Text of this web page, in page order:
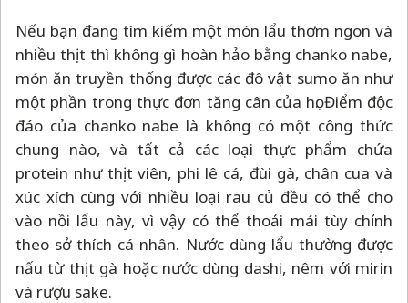
Nếu bạn đang tìm kiếm một món lẩu thơm ngon và
nhiều thịt thì không gì hoàn hảo bằng chanko nabe,
món ăn truyền thống được các đô vật sumo ăn như
một phần trong thực đơn tăng cân của họ. Điểm độc
đáo của chanko nabe là không có một công thức
chung nào, và tất cả các loại thực phẩm chứa
protein như thịt viên, phi lê cá, đùi gà, chân cua và
xúc xích cùng với nhiều loại rau củ đều có thể cho
vào nồi lẩu này, vì vậy có thể thoải mái tùy chỉnh
theo sở thích cá nhân. Nước dùng lẩu thường được
nấu từ thịt gà hoặc nước dùng dashi, nêm với mirin
và rượu sake.